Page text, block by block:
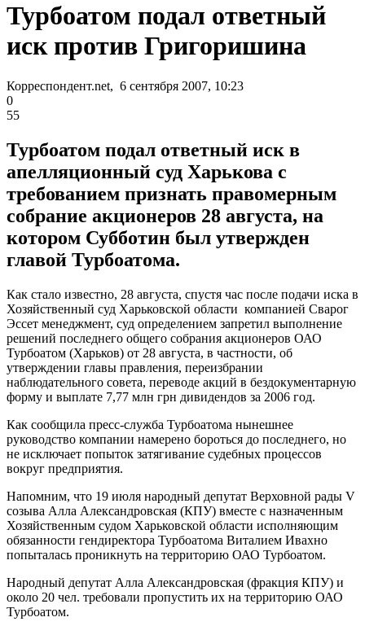
Турбоатом подал ответный
иск против Григоришина
Корреспондент.net, 6 сентября 2007, 10:23
0
55
Турбоатом подал ответный иск в
апелляционный суд Харькова с
требованием признать правомерным
собрание акционеров 28 августа, на
котором Субботин был утвержден
главой Турбоатома.
Как стало известно, 28 августа, спустя час после подачи иска в
Хозяйственный суд Харьковской области компанией Сварог
Эссет менеджмент, суд определением запретил выполнение
решений последнего общего собрания акционеров ОАО
Турбоатом (Харьков) от 28 августа, в частности, об
утверждении главы правления, переизбрании
наблюдательного совета, переводе акций в бездокументарную
форму и выплате 7,77 млн грн дивидендов за 2006 год.
Как сообщила пресс-служба Турбоатома нынешнее
руководство компании намерено бороться до последнего, но
не исключает попыток затягивание судебных процессов
вокруг предприятия.
Напомним, что 19 июля народный депутат Верховной рады V
созыва Алла Александровская (КПУ) вместе с назначенным
Хозяйственным судом Харьковской области исполняющим
обязанности гендиректора Турбоатома Виталием Ивахно
попыталась проникнуть на территорию ОАО Турбоатом.
Народный депутат Алла Александровская (фракция КПУ) и
около 20 чел. требовали пропустить их на территорию ОАО
Турбоатом.